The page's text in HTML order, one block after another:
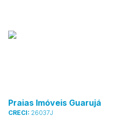
Praias Imóveis Guarujá
CRECI: 26037J